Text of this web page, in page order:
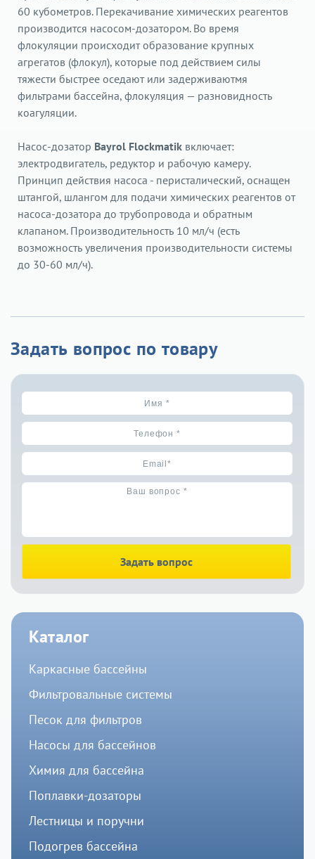
60 кубометров. Перекачивание химических реагентов
производится насосом-дозатором. Во время
флокуляции происходит образование крупных
агрегатов (флокул), которые под действием силы
тяжести быстрее оседают или задерживаютмя
фильтрами бассейна, флокуляция — разновидность
коагуляции.
Насос-дозатор Bayrol Flockmatik включает:
электродвигатель, редуктор и рабочую камеру.
Принцип действия насоса - перисталический, оснащен
штангой, шлангом для подачи химических реагентов от
насоса-дозатора до трубопровода и обратным
клапаном. Производительность 10 мл/ч (есть
возможность увеличения производительности системы
до 30-60 мл/ч).
Задать вопрос по товару
Задать вопрос
Каталог
Каркасные бассейны
Фильтровальные системы
Песок для фильтров
Насосы для бассейнов
Химия для бассейна
Поплавки-дозаторы
Лестницы и поручни
Подогрев бассейна